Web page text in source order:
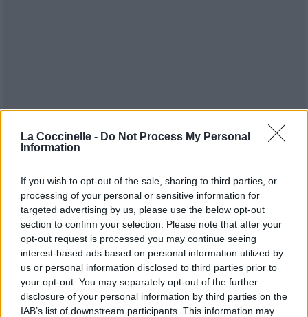
La Coccinelle - Do Not Process My Personal
Information
If you wish to opt-out of the sale, sharing to third parties, or
processing of your personal or sensitive information for
targeted advertising by us, please use the below opt-out
section to confirm your selection. Please note that after your
opt-out request is processed you may continue seeing
interest-based ads based on personal information utilized by
us or personal information disclosed to third parties prior to
your opt-out. You may separately opt-out of the further
disclosure of your personal information by third parties on the
IAB’s list of downstream participants. This information may
Publié parTigrex-Feu d'Hiver 93371 4 4 7 le 25 avril
2024 à 7h53.
Chanteurs :
Feldup
Albums :A Thousand Doors, Just One
Key
Paroles + Traduction Téléchargement
Vidéos